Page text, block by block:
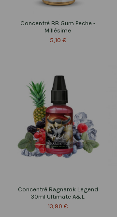
Concentré BB Gum Peche -
Millésime
5,10 €
Concentré Ragnarok Legend
30ml Ultimate A&L
13,90 €